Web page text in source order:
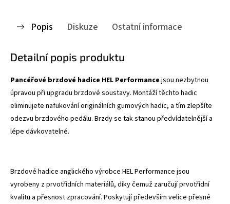
Popis Diskuze Ostatní informace
Detailní popis produktu
Pancéřové brzdové hadice HEL Performance jsou nezbytnou
úpravou při upgradu brzdové soustavy. Montáží těchto hadic
eliminujete nafukování originálních gumových hadic, a tím zlepšíte
odezvu brzdového pedálu. Brzdy se tak stanou předvídatelnější a
lépe dávkovatelné.
Brzdové hadice anglického výrobce HEL Performance jsou
vyrobeny z prvotřídních materiálů, díky čemuž zaručují prvotřídní
kvalitu a přesnost zpracování. Poskytují především velice přesné